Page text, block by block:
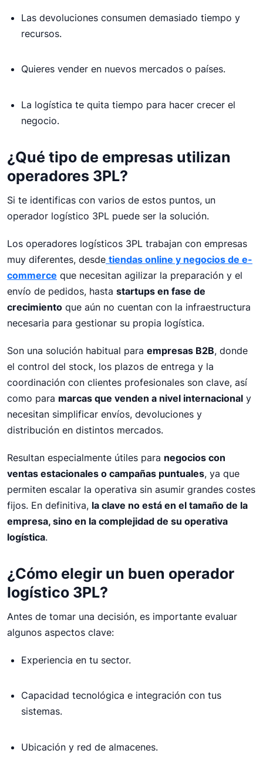
Las devoluciones consumen demasiado tiempo y
recursos.
Quieres vender en nuevos mercados o países.
La logística te quita tiempo para hacer crecer el
negocio.
¿Qué tipo de empresas utilizan
operadores 3PL?
Si te identificas con varios de estos puntos, un
operador logístico 3PL puede ser la solución.
Los operadores logísticos 3PL trabajan con empresas
muy diferentes, desde tiendas online y negocios de e-
commerce que necesitan agilizar la preparación y el
envío de pedidos, hasta startups en fase de
crecimiento que aún no cuentan con la infraestructura
necesaria para gestionar su propia logística.
Son una solución habitual para empresas B2B, donde
el control del stock, los plazos de entrega y la
coordinación con clientes profesionales son clave, así
como para marcas que venden a nivel internacional y
necesitan simplificar envíos, devoluciones y
distribución en distintos mercados.
Resultan especialmente útiles para negocios con
ventas estacionales o campañas puntuales, ya que
permiten escalar la operativa sin asumir grandes costes
fijos. En definitiva, la clave no está en el tamaño de la
empresa, sino en la complejidad de su operativa
logística.
¿Cómo elegir un buen operador
logístico 3PL?
Antes de tomar una decisión, es importante evaluar
algunos aspectos clave:
Experiencia en tu sector.
Capacidad tecnológica e integración con tus
sistemas.
Ubicación y red de almacenes.